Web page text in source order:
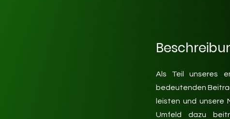
Als Teil unseres
bedeutenden
leisten und unsere
Umfeld dazu